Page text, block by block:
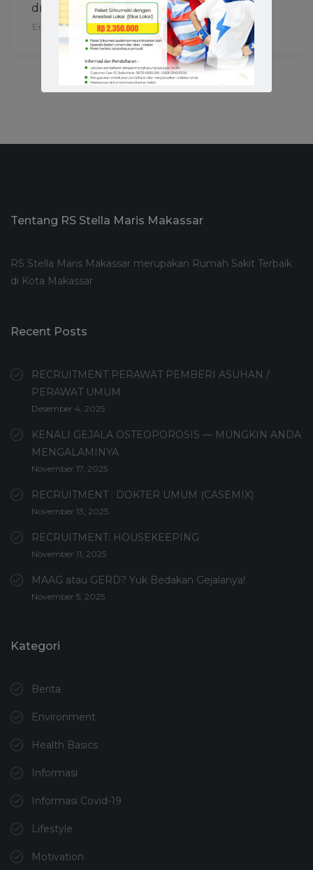
drg. Meilina Goenawan, Sp.KG
Endodonsi
Tentang RS Stella Maris Makassar
RS Stella Maris Makassar merupakan Rumah Sakit Terbaik
di Kota Makassar
Recent Posts
RECRUITMENT PERAWAT PEMBERI ASUHAN /
PERAWAT UMUM
Desember 4, 2025
KENALI GEJALA OSTEOPOROSIS — MUNGKIN ANDA
MENGALAMINYA
November 17, 2025
RECRUITMENT : DOKTER UMUM (CASEMIX)
November 13, 2025
RECRUITMENT: HOUSEKEEPING
November 11, 2025
MAAG atau GERD? Yuk Bedakan Gejalanya!
November 5, 2025
Kategori
Berita
Environment
Health Basics
Informasi
Informasi Covid-19
Lifestyle
Motivation